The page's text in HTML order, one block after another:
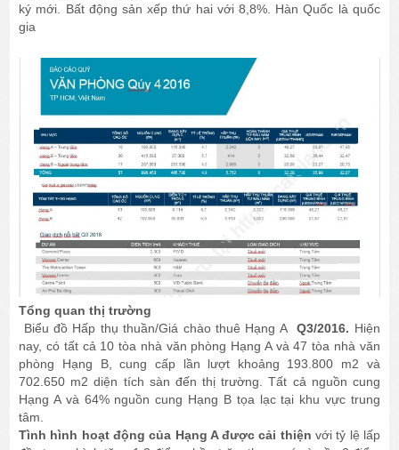
ký mới. Bất động sản xếp thứ hai với 8,8%. Hàn Quốc là quốc
gia
Tổng quan thị trường
Biểu đồ Hấp thụ thuần/Giá chào thuê Hạng AQ3/2016. Hiện
nay, có tất cả 10 tòa nhà văn phòng Hạng A và 47 tòa nhà văn
phòng Hạng B, cung cấp lần lượt khoảng 193.800 m2 và
702.650 m2 diện tích sàn đến thị trường. Tất cả nguồn cung
Hạng A và 64% nguồn cung Hạng B tọa lạc tại khu vực trung
tâm.
Tình hình hoạt động của Hạng A được cải thiện với tỷ lệ lấp